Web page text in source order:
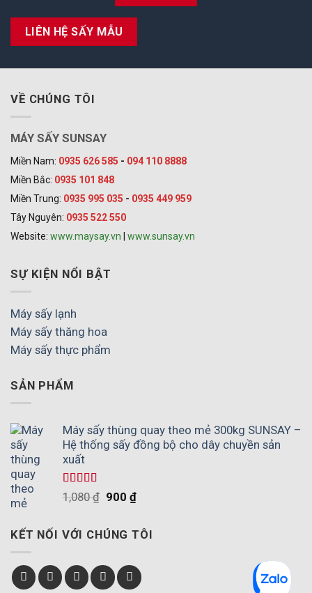
LIÊN HỆ SẤY MẪU
VỀ CHÚNG TÔI
MÁY SẤY SUNSAY
Miền Nam: 0935 626 585 - 094 110 8888
Miền Bắc: 0935 101 848
Miền Trung: 0935 995 035 - 0935 449 959
Tây Nguyên: 0935 522 550
Website: www.maysay.vn www.sunsay.vn
SỰ KIỆN NỔI BẬT
Máy sấy lạnh
Máy sấy thăng hoa
Máy sấy thực phẩm
SẢN PHẨM
Máy sấy thùng quay theo mẻ 300kg SUNSAY –
Hệ thống sấy đồng bộ cho dây chuyền sản
xuất
Được xếp
hạng
5.00
1,080₫ 900₫
KẾT NỐI VỚI CHÚNG TÔI